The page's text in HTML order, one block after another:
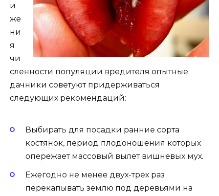
и
же
ни
я
чи
сленности популяции вредителя опытные
дачники советуют придерживаться
следующих рекомендаций:
Выбирать для посадки ранние сорта
костянок, период плодоношения которых
опережает массовый вылет вишневых мух.
Ежегодно не менее двух-трех раз
перекапывать землю под деревьями на